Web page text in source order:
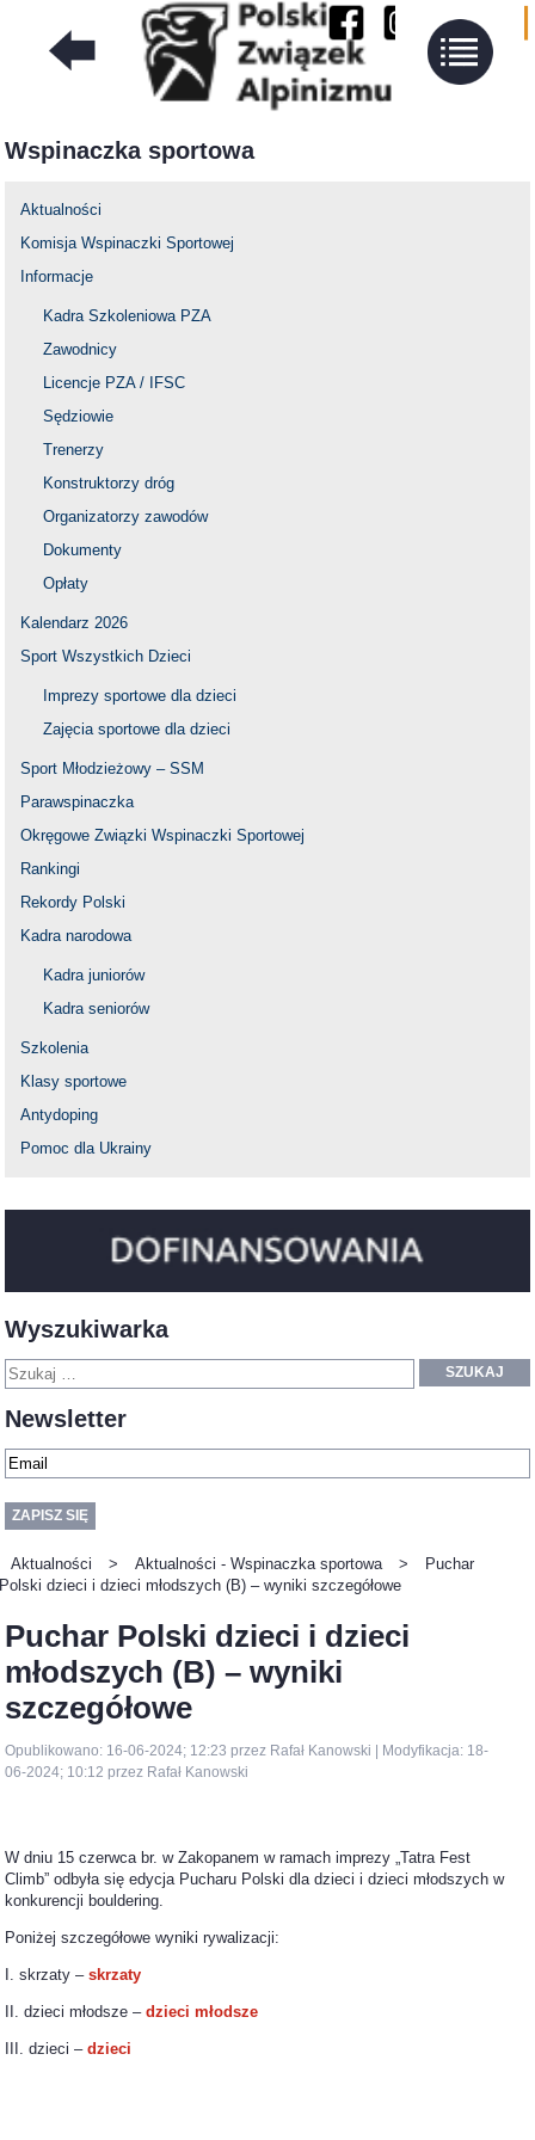
Wspinaczka sportowa
Aktualności
Komisja Wspinaczki Sportowej
Informacje
Kadra Szkoleniowa PZA
Zawodnicy
Licencje PZA / IFSC
Sędziowie
Trenerzy
Konstruktorzy dróg
Organizatorzy zawodów
Dokumenty
Opłaty
Kalendarz 2026
Sport Wszystkich Dzieci
Imprezy sportowe dla dzieci
Zajęcia sportowe dla dzieci
Sport Młodzieżowy – SSM
Parawspinaczka
Okręgowe Związki Wspinaczki Sportowej
Rankingi
Rekordy Polski
Kadra narodowa
Kadra juniorów
Kadra seniorów
Szkolenia
Klasy sportowe
Antydoping
Pomoc dla Ukrainy
Wyszukiwarka
SZUKAJ
Newsletter
Aktualności > Aktualności - Wspinaczka sportowa >
Puchar
Polski dzieci i dzieci młodszych (B) – wyniki szczegółowe
Puchar Polski dzieci i dzieci
młodszych (B) – wyniki
szczegółowe
Opublikowano: 16-06-2024; 12:23 przez Rafał Kanowski | Modyfikacja: 18-
06-2024; 10:12 przez Rafał Kanowski
W dniu 15 czerwca br. w Zakopanem w ramach imprezy „Tatra Fest
Climb” odbyła się edycja Pucharu Polski dla dzieci i dzieci młodszych w
konkurencji bouldering.
Poniżej szczegółowe wyniki rywalizacji:
I. skrzaty –skrzaty
II. dzieci młodsze –dzieci młodsze
III. dzieci –dzieci